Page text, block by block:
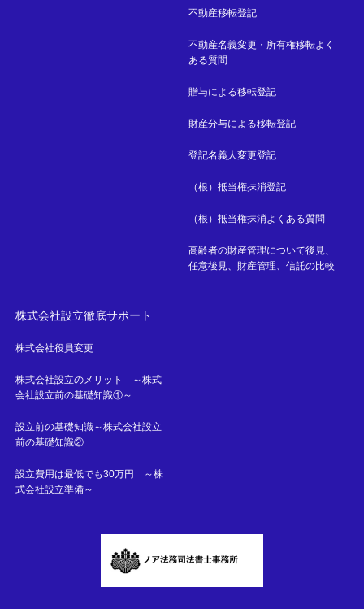
不動産移転登記
不動産名義変更・所有権移転よく
ある質問
贈与による移転登記
財産分与による移転登記
登記名義人変更登記
（根）抵当権抹消登記
（根）抵当権抹消よくある質問
高齢者の財産管理について後見、
任意後見、財産管理、信託の比較
株式会社設立徹底サポート
株式会社役員変更
株式会社設立のメリット ～株式
会社設立前の基礎知識①～
設立前の基礎知識～株式会社設立
前の基礎知識②
設立費用は最低でも30万円 ～株
式会社設立準備～